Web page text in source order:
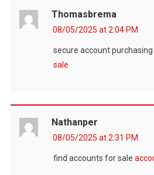
Thomasbrema
08/05/2025 at 2:04 PM
secure account
sale
Nathanper
08/05/2025 at 2:31 PM
find accounts for sale